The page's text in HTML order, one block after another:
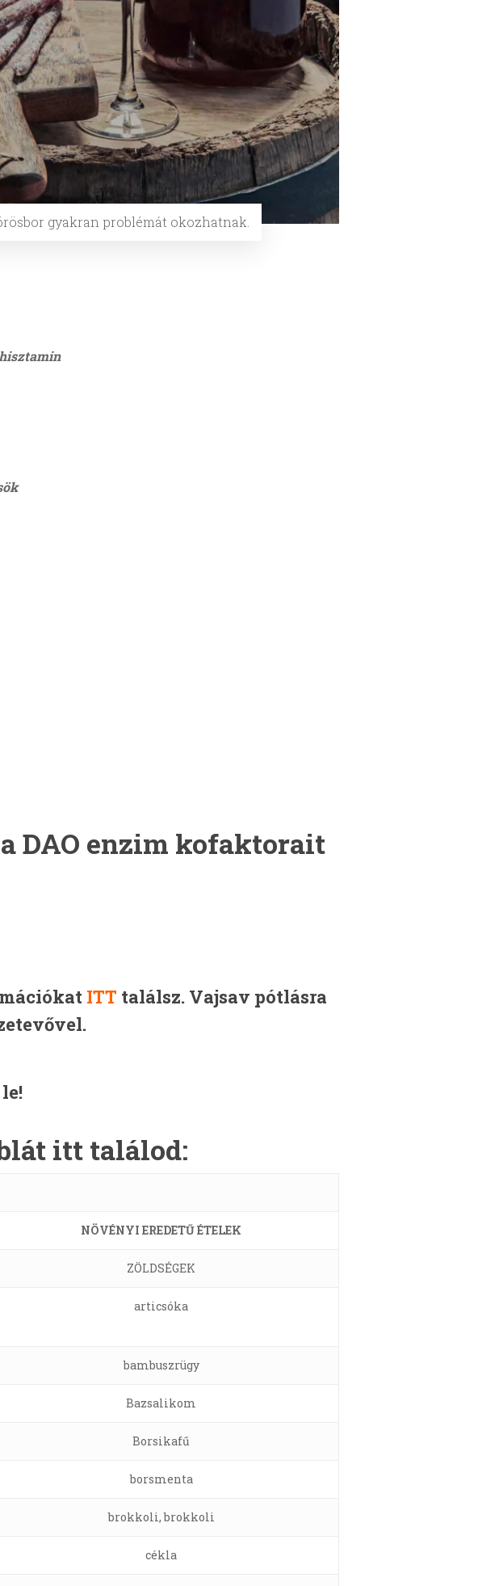
gyakran problémát okozhatnak.
DAO enzim kofaktorait
ITT találsz. Vajsav pótlásra
itt találod:
NÖVÉNYI EREDETŰ ÉTELEK
ZÖLDSÉGEK
articsóka
bambuszrügy
Bazsalikom
Borsikafű
borsmenta
brokkoli, brokkoli
cékla